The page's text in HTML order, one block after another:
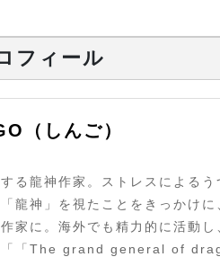
まれたのか
のエネルギー」でもあった
「汚いもの」だと感じてしま
好き
富豪になった男が教えてく
へ。ｒ＞ｇへ。右側の世界の
ないことが、自由への道
フィール
（しんご）
る龍神作家。ストレスによる
龍神」を視たことをきっかけ
家に。海外でも精力的に活動
「「The grand general of